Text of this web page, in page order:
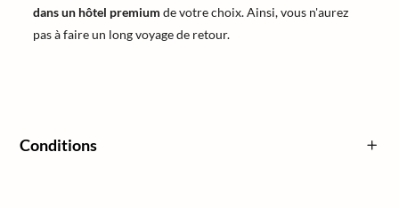
dans un hôtel premium de votre choix. Ainsi, vous n'aurez
pas à faire un long voyage de retour.
Conditions